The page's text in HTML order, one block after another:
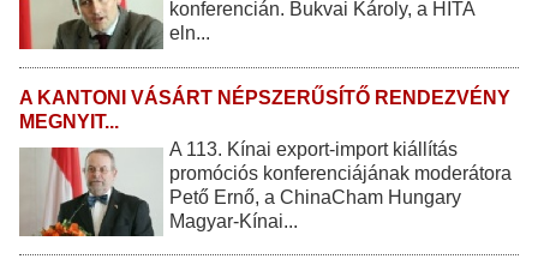
konferencián. Bukvai Károly, a HITA
eln...
A KANTONI VÁSÁRT NÉPSZERŰSÍTŐ RENDEZVÉNY
MEGNYIT...
A 113. Kínai export-import kiállítás
promóciós konferenciájának moderátora
Pető Ernő, a ChinaCham Hungary
Magyar-Kínai...